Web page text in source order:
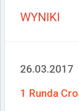
WYNIKI
26.03.2017
1 Runda